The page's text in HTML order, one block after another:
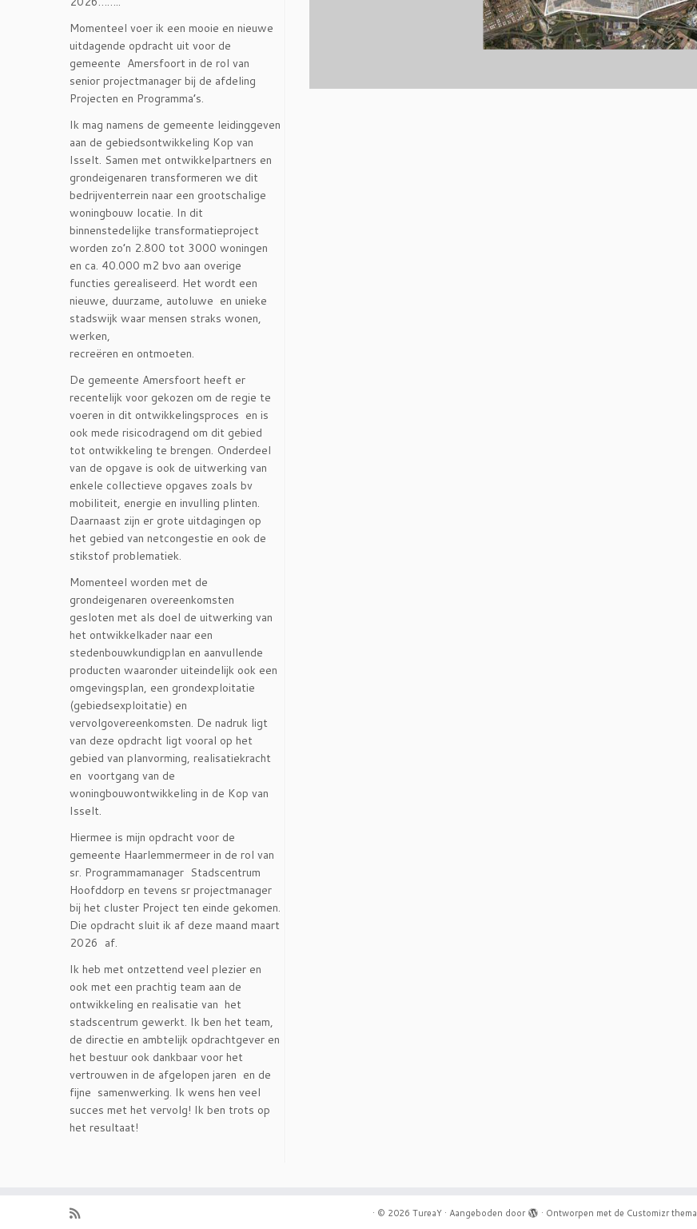
Momenteel voer ik een mooie en nieuwe
uitdagende opdracht uit voor de
gemeente Amersfoort in de rol van
senior projectmanager bij de afdeling
Projecten en Programma’s.
Ik mag namens de gemeente leidinggeven
aan de gebiedsontwikkeling Kop van
Isselt. Samen met ontwikkelpartners en
grondeigenaren transformeren we dit
bedrijventerrein naar een grootschalige
woningbouw locatie. In dit
binnenstedelijke transformatieproject
worden zo’n 2.800 tot 3000 woningen
en ca. 40.000 m2 bvo aan overige
functies gerealiseerd. Het wordt een
nieuwe, duurzame, autoluwe en unieke
stadswijk waar mensen straks wonen,
werken,
recreëren en ontmoeten.
De gemeente Amersfoort heeft er
recentelijk voor gekozen om de regie te
voeren in dit ontwikkelingsproces en is
ook mede risicodragend om dit gebied
tot ontwikkeling te brengen. Onderdeel
van de opgave is ook de uitwerking van
enkele collectieve opgaves zoals bv
mobiliteit, energie en invulling plinten.
Daarnaast zijn er grote uitdagingen op
het gebied van netcongestie en ook de
stikstof problematiek.
Momenteel worden met de
grondeigenaren overeenkomsten
gesloten met als doel de uitwerking van
het ontwikkelkader naar een
stedenbouwkundigplan en aanvullende
producten waaronder uiteindelijk ook een
omgevingsplan, een grondexploitatie
(gebiedsexploitatie) en
vervolgovereenkomsten. De nadruk ligt
van deze opdracht ligt vooral op het
gebied van planvorming, realisatiekracht
en voortgang van de
woningbouwontwikkeling in de Kop van
Isselt.
Hiermee is mijn opdracht voor de
gemeente Haarlemmermeer in de rol van
sr. Programmamanager Stadscentrum
Hoofddorp en tevens sr projectmanager
bij het cluster Project ten einde gekomen.
Die opdracht sluit ik af deze maand maart
2026 af.
Ik heb met ontzettend veel plezier en
ook met een prachtig team aan de
ontwikkeling en realisatie van het
stadscentrum gewerkt. Ik ben het team,
de directie en ambtelijk opdrachtgever en
het bestuur ook dankbaar voor het
vertrouwen in de afgelopen jaren en de
fijne samenwerking. Ik wens hen veel
succes met het vervolg! Ik ben trots op
het resultaat!
· © 2026 TureaY · Aangeboden door · Ontworpen met de Customizr thema